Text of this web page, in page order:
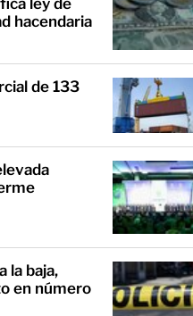
ley de
hacendaria
de 133
la baja,
en número